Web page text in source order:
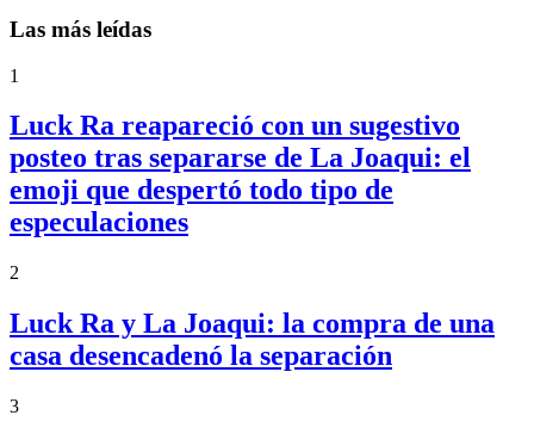
Las más leídas
1
Luck Ra reapareció con un sugestivo
posteo tras separarse de La Joaqui: el
emoji que despertó todo tipo de
especulaciones
2
Luck Ra y La Joaqui: la compra de una
casa desencadenó la separación
3